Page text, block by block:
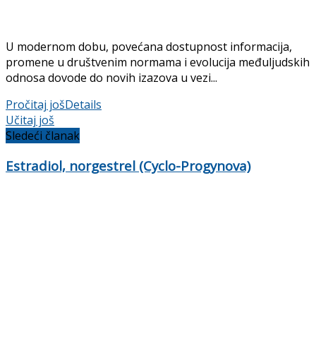
U modernom dobu, povećana dostupnost informacija,
promene u društvenim normama i evolucija međuljudskih
odnosa dovode do novih izazova u vezi...
Pročitaj jošDetails
Učitaj još
Sledeći članak
Estradiol, norgestrel (Cyclo-Progynova)